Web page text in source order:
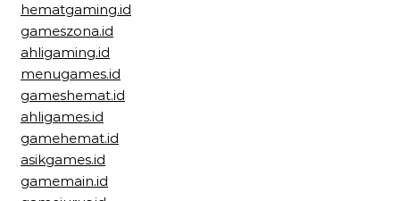
hematgaming.id
gameszona.id
ahligaming.id
menugames.id
gameshemat.id
ahligames.id
gamehemat.id
asikgames.id
gamemain.id